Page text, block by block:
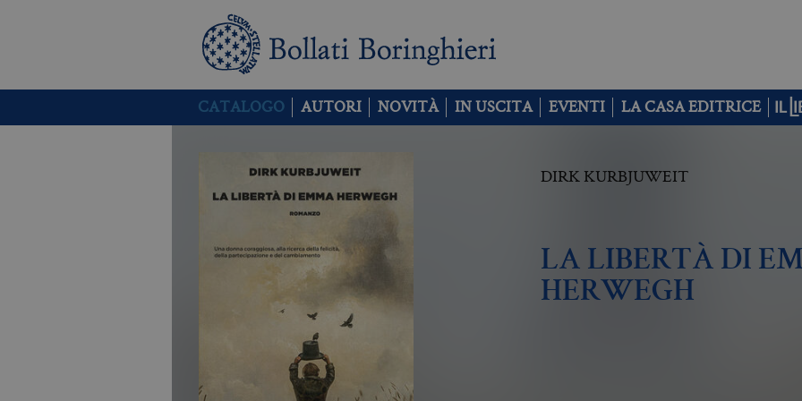
CATALOGO AUTORI NOVITÀ IN USCITA EVENTI LA CASA EDITRICE
DIRK KURBJUWEIT
LA LIBERTÀ DI
HERWEGH